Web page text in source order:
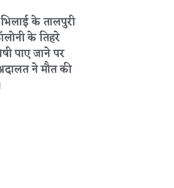
के तालपुरी
के तिहरे
पाए जाने पर
ने मौत की